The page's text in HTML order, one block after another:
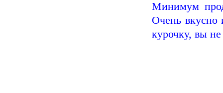
Минимум
Очень вкусно
курочку, вы